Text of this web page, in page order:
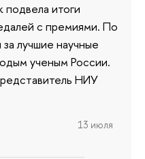
подвела итоги
с премиями. По
лучшие научные
ученым России.
НИУ
13 июля